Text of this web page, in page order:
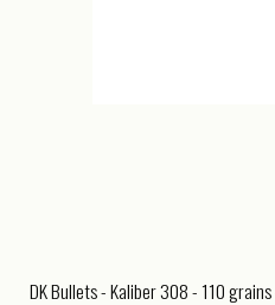
DK Bullets - Kaliber 308 - 110 grains